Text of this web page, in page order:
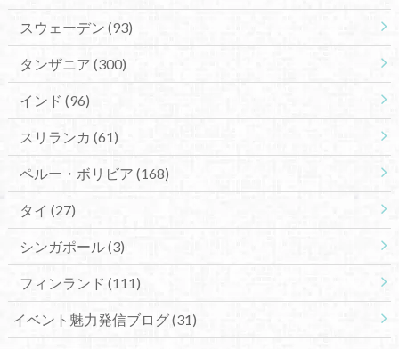
スウェーデン (93)
タンザニア (300)
インド (96)
スリランカ (61)
ペルー・ボリビア (168)
タイ (27)
シンガポール(3)
フィンランド (111)
イベント魅力発信ブログ(31)